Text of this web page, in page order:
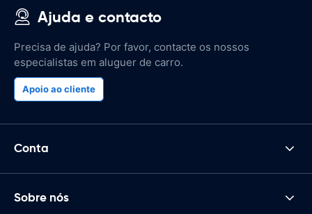
Ajuda e contacto
Precisa de ajuda? Por favor, contacte os nossos
especialistas em aluguer de carro.
Apoio ao cliente
Conta
Sobre nós